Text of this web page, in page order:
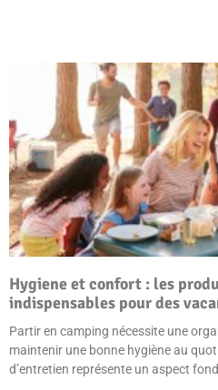
Hygiene et confort : les
indispensables pour des
Partir en camping nécessite une
maintenir une bonne hygiène au
d’entretien représente un aspect